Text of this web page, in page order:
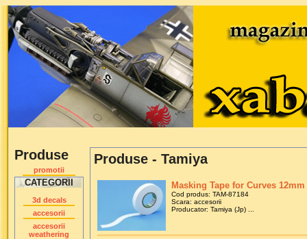
Produse
promotii
CATEGORII
3d decals
accesorii
accesorii
weathering
Produse - Tamiya
Masking Tape for Curves
Cod produs: TAM-87184
Scara: accesorii
Producator: Tamiya (Jp) ...